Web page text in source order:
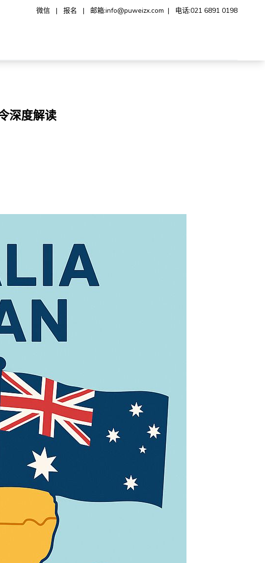
微信 | 报名 | 邮箱:info@puweizx.com | 电话:021 6891 0198
深度解读